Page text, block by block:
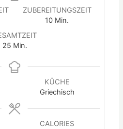
ZUBEREITUNGSZEIT
10 Min.
25 Min.
KÜCHE
Griechisch
CALORIES